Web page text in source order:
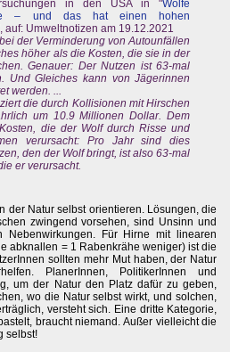
in den USA in "Wölfe
– und das hat einen hohen
auf: Umweltnotizen am 19.12.2021
der Verminderung von Autounfällen
höher als die Kosten, die sie in der
Genauer: Der Nutzen ist 63-mal
Und Gleiches kann von Jägerinnen
werden. ...
die durch Kollisionen mit Hirschen
um 10.9 Millionen Dollar. Dem
die der Wolf durch Risse und
verursacht: Pro Jahr sind dies
den der Wolf bringt, ist also 63-mal
er verursacht.
der Natur selbst orientieren. Lösungen, die
zwingend vorsehen, sind Unsinn und
Nebenwirkungen. Für Hirne mit linearen
abknallen = 1 Rabenkrähe weniger) ist die
sollten mehr Mut haben, der Natur
PlanerInnen, PolitikerInnen und
um der Natur den Platz dafür zu geben,
wo die Natur selbst wirkt, und solchen,
versteht sich. Eine dritte Kategorie,
braucht niemand. Außer vielleicht die
selbst!